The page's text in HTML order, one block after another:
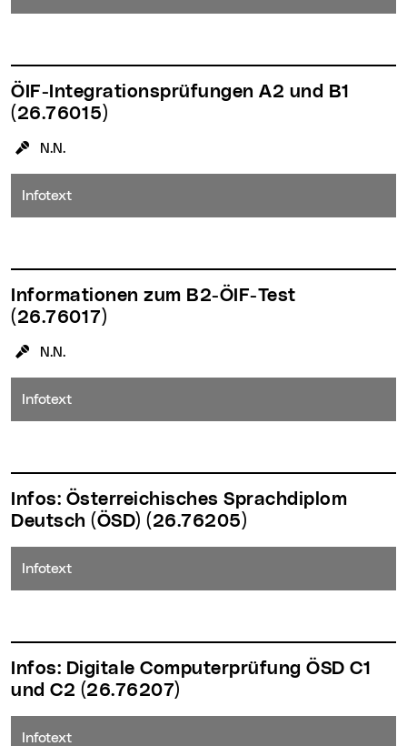
ÖIF-Integrationsprüfungen A2 und B1
(26.76015)
KursleiterIn:
N.N.
Infotext
Informationen zum B2-ÖIF-Test
(26.76017)
KursleiterIn:
N.N.
Infotext
Deutsch (ÖSD) (26.76205)
Infotext
und C2 (26.76207)
Infotext